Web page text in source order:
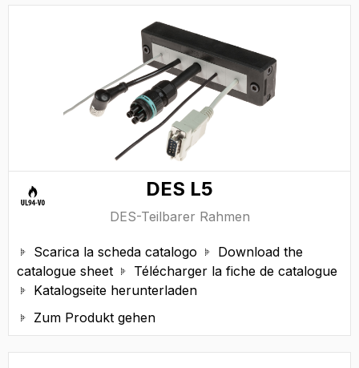
DES L5
DES-Teilbarer Rahmen
 Scarica la scheda catalogo 
Download the
catalogue sheet
 Télécharger la fiche de catalogue
 Katalogseite herunterladen
 Zum Produkt gehen